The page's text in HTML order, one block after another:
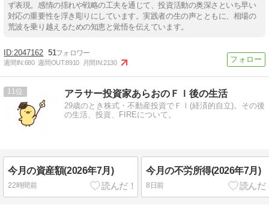
ず表現。感情の揺れや戦略の工夫を通じて、投資活動の奥深さといち早い
対応の重要性を浮き彫りにしています。実践者の生の声とともに、相場の
荒波を乗り越えるための知恵と覚悟を伝えています。
2047162 51
週間IN:680 週間OUT:8910 月間IN:2130
11 アラサー投資家あらおのＦＩ後の生活
29歳のとき株式・不動産投資でＦＩ(経済的自立)。その後
の生活、投資、FIREについて。
今月の資産額(2026年7月)
22時間前
今月の不労所得(2026年7月)
8日前